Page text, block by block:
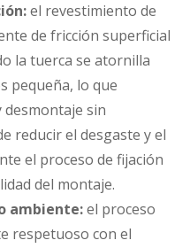
el revestimiento de
de fricción superficial
la tuerca se atornilla
pequeña, lo que
sin
reducir el desgaste y el
el proceso de fijación
del montaje.
ambiente:el proceso
respetuoso con el